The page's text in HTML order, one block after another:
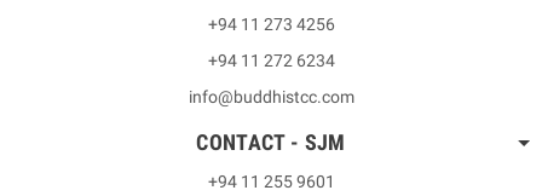
+94 11 273 4256
+94 11 272 6234
info@buddhistcc.com
CONTACT - SJM
+94 11 255 9601